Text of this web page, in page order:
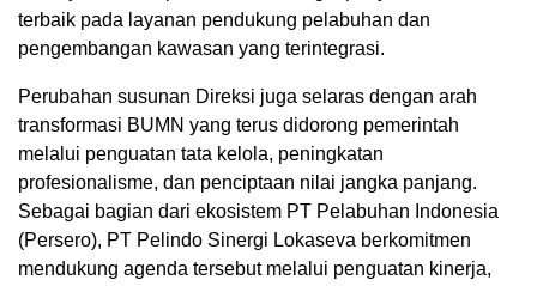
terbaik pada layanan pendukung pelabuhan dan
pengembangan kawasan yang terintegrasi.
Perubahan susunan Direksi juga selaras dengan arah
transformasi BUMN yang terus didorong pemerintah
melalui penguatan tata kelola, peningkatan
profesionalisme, dan penciptaan nilai jangka panjang.
Sebagai bagian dari ekosistem PT Pelabuhan Indonesia
(Persero), PT Pelindo Sinergi Lokaseva berkomitmen
mendukung agenda tersebut melalui penguatan kinerja,